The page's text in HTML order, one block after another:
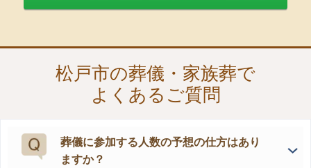
松戸市の葬儀・家族葬で
よくあるご質問
葬儀に参加する人数の予想の仕方はあり
ますか？